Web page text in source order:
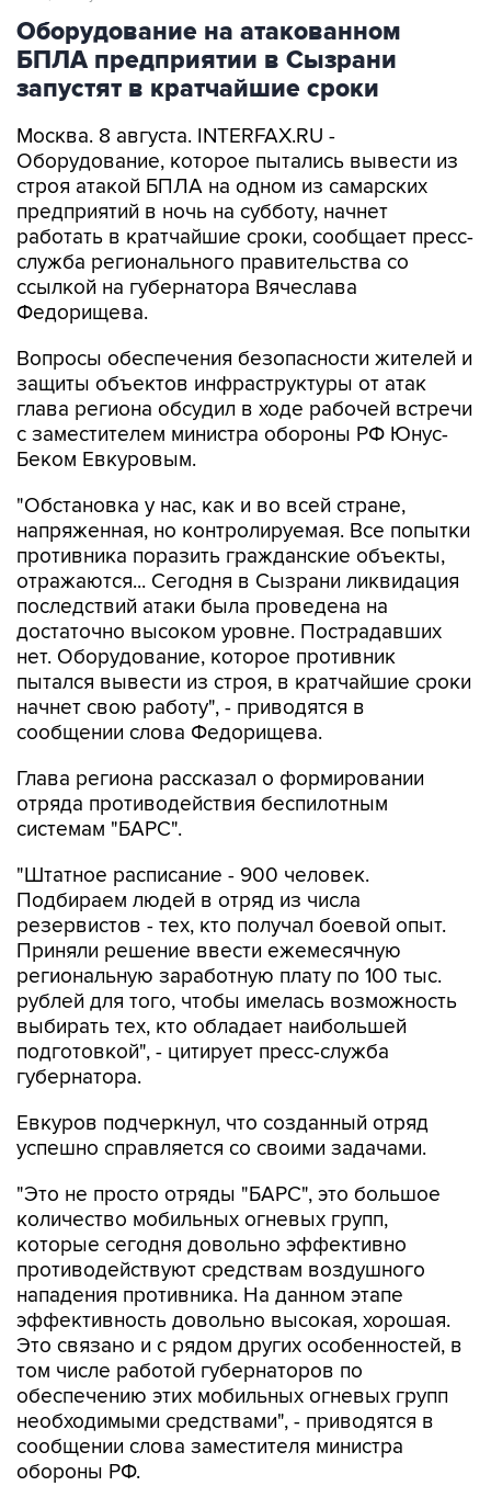
Оборудование на атакованном
БПЛА предприятии в Сызрани
запустят в кратчайшие сроки
Москва. 8 августа. INTERFAX.RU -
Оборудование, которое пытались вывести из
строя атакой БПЛА на одном из самарских
предприятий в ночь на субботу, начнет
работать в кратчайшие сроки, сообщает пресс-
служба регионального правительства со
ссылкой на губернатора Вячеслава
Федорищева.
Вопросы обеспечения безопасности жителей и
защиты объектов инфраструктуры от атак
глава региона обсудил в ходе рабочей встречи
с заместителем министра обороны РФ Юнус-
Беком Евкуровым.
"Обстановка у нас, как и во всей стране,
напряженная, но контролируемая. Все попытки
противника поразить гражданские объекты,
отражаются... Сегодня в Сызрани ликвидация
последствий атаки была проведена на
достаточно высоком уровне. Пострадавших
нет. Оборудование, которое противник
пытался вывести из строя, в кратчайшие сроки
начнет свою работу", - приводятся в
сообщении слова Федорищева.
Глава региона рассказал о формировании
отряда противодействия беспилотным
системам "БАРС".
"Штатное расписание - 900 человек.
Подбираем людей в отряд из числа
резервистов - тех, кто получал боевой опыт.
Приняли решение ввести ежемесячную
региональную заработную плату по 100 тыс.
рублей для того, чтобы имелась возможность
выбирать тех, кто обладает наибольшей
подготовкой", - цитирует пресс-служба
губернатора.
Евкуров подчеркнул, что созданный отряд
успешно справляется со своими задачами.
"Это не просто отряды "БАРС", это большое
количество мобильных огневых групп,
которые сегодня довольно эффективно
противодействуют средствам воздушного
нападения противника. На данном этапе
эффективность довольно высокая, хорошая.
Это связано и с рядом других особенностей, в
том числе работой губернаторов по
обеспечению этих мобильных огневых групп
необходимыми средствами", - приводятся в
сообщении слова заместителя министра
обороны РФ.